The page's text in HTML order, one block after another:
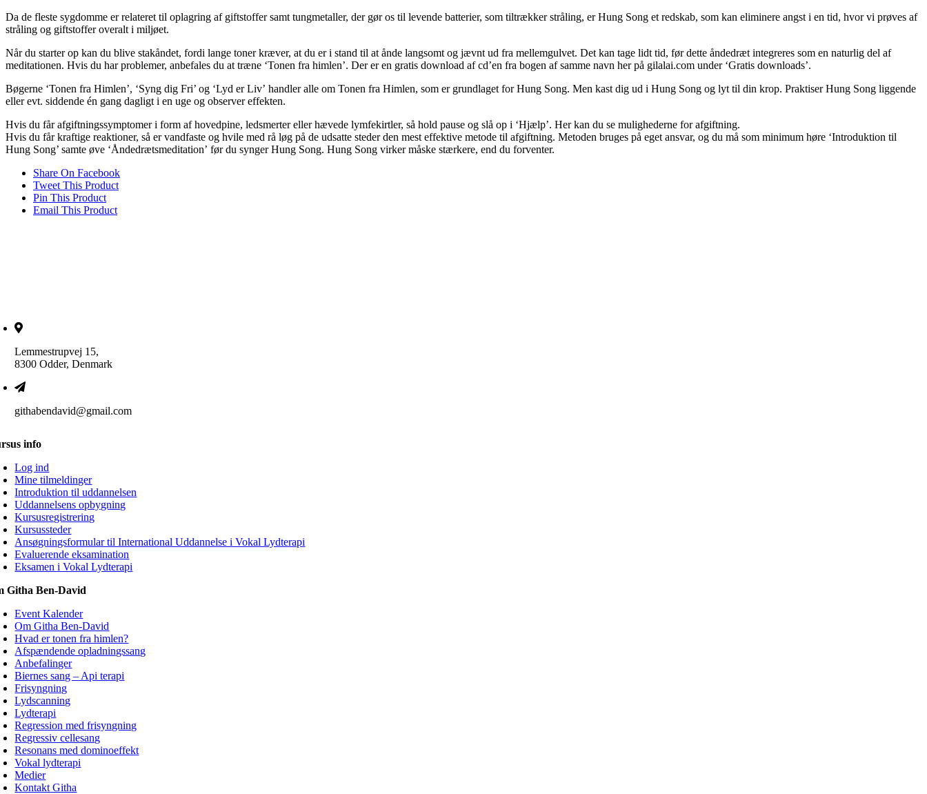
Da de fleste sygdomme er relateret til oplagring af giftstoffer samt tungmetaller, der gør os til levende batterier, som tiltrækker stråling, er Hung Song et redskab, som kan eliminere angst i en tid, hvor vi prøves af
stråling og giftstoffer overalt i miljøet.
Når du starter op kan du blive stakåndet, fordi lange toner kræver, at du er i stand til at ånde langsomt og jævnt ud fra mellemgulvet. Det kan tage lidt tid, før dette åndedræt integreres som en naturlig del af
meditationen. Hvis du har problemer, anbefales du at træne ‘Tonen fra himlen’. Der er en gratis download af cd’en fra bogen af samme navn her på gilalai.com under ‘Gratis downloads’.
Bøgerne ‘Tonen fra Himlen’, ‘Syng dig Fri’ og ‘Lyd er Liv’ handler alle om Tonen fra Himlen, som er grundlaget for Hung Song. Men kast dig ud i Hung Song og lyt til din krop. Praktiser Hung Song liggende
eller evt. siddende én gang dagligt i en uge og observer effekten.
Hvis du får afgiftningssymptomer i form af hovedpine, ledsmerter eller hævede lymfekirtler, så hold pause og slå op i ‘Hjælp’. Her kan du se mulighederne for afgiftning.
Hvis du får kraftige reaktioner, så er vandfaste og hvile med rå løg på de udsatte steder den mest effektive metode til afgiftning. Metoden bruges på eget ansvar, og du må som minimum høre ‘Introduktion til
Hung Song’ samte øve ‘Åndedrætsmeditation’ før du synger Hung Song. Hung Song virker måske stærkere, end du forventer.
Share On Facebook
Tweet This Product
Pin This Product
Email This Product
Lemmestrupvej 15,
8300 Odder, Denmark
githabendavid@gmail.com
info
Log ind
Mine tilmeldinger
Introduktion til uddannelsen
Uddannelsens opbygning
Kursusregistrering
Kursussteder
Ansøgningsformular til International Uddannelse i Vokal Lydterapi
Evaluerende eksamination
Eksamen i Vokal Lydterapi
Githa Ben-David
Event Kalender
Om Githa Ben-David
Hvad er tonen fra himlen?
Afspændende opladningssang
Anbefalinger
Biernes sang – Api terapi
Frisyngning
Lydscanning
Lydterapi
Regression med frisyngning
Regressiv cellesang
Resonans med dominoeffekt
Vokal lydterapi
Medier
Kontakt Githa